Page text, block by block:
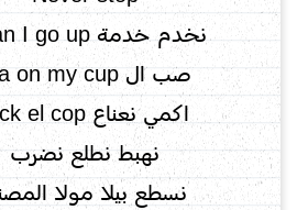
نخدم خدمة clean I go up
صب ال tea on my cup
اكمي نعناع fuck el cop
نهبط نطلع نضرب
نسطع بيلا مولا